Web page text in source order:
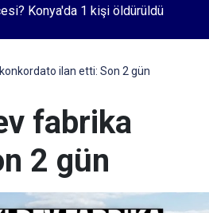
Konya yok!
ilan etti: Son 2 gün
fabrika
2 gün